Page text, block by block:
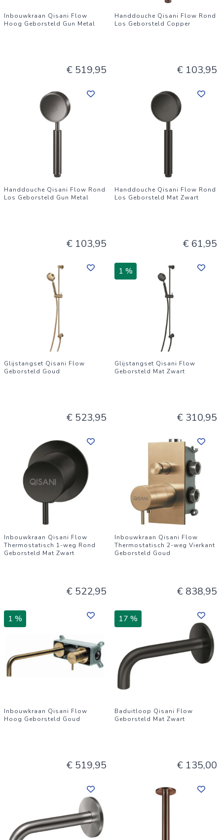
Inbouwkraan Qisani Flow
Hoog Geborsteld Gun Metal
€ 519,95
Handdouche Qisani Flow Rond
Los Geborsteld Copper
€ 103,95
Handdouche Qisani Flow Rond
Los Geborsteld Gun Metal
€ 103,95
Handdouche Qisani Flow Rond
Los Geborsteld Mat Zwart
€ 61,95
Glijstangset Qisani Flow
Geborsteld Goud
€ 523,95
1 %
Glijstangset Qisani Flow
Geborsteld Mat Zwart
€ 310,95
Inbouwkraan Qisani Flow
Thermostatisch 1-weg Rond
Geborsteld Mat Zwart
€ 522,95
Inbouwkraan Qisani Flow
Thermostatisch 2-weg Vierkant
Geborsteld Goud
€ 838,95
1 %
Inbouwkraan Qisani Flow
Hoog Geborsteld Goud
€ 519,95
17 %
Baduitloop Qisani Flow
Geborsteld Mat Zwart
€ 135,00